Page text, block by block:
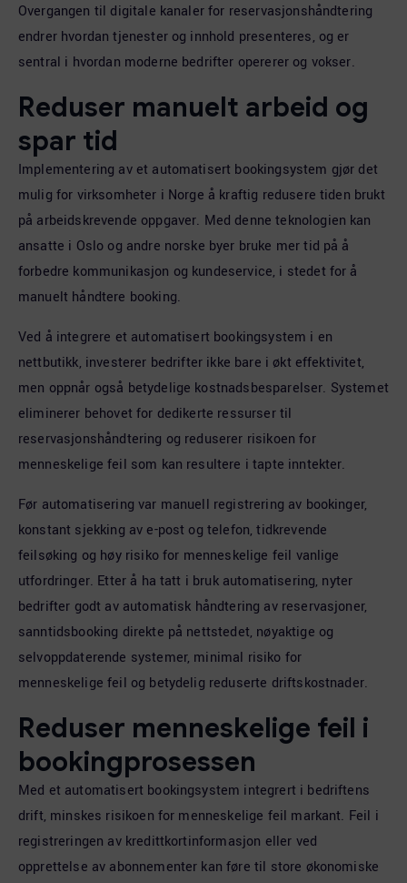
Overgangen til digitale kanaler for reservasjonshåndtering
endrer hvordan tjenester og innhold presenteres, og er
sentral i hvordan moderne bedrifter opererer og vokser.
Reduser manuelt arbeid og
spar tid
Implementering av et automatisert bookingsystem gjør det
mulig for virksomheter i Norge å kraftig redusere tiden brukt
på arbeidskrevende oppgaver. Med denne teknologien kan
ansatte i Oslo og andre norske byer bruke mer tid på å
forbedre kommunikasjon og kundeservice, i stedet for å
manuelt håndtere booking.
Ved å integrere et automatisert bookingsystem i en
nettbutikk, investerer bedrifter ikke bare i økt effektivitet,
men oppnår også betydelige kostnadsbesparelser. Systemet
eliminerer behovet for dedikerte ressurser til
reservasjonshåndtering og reduserer risikoen for
menneskelige feil som kan resultere i tapte inntekter.
Før automatisering var manuell registrering av bookinger,
konstant sjekking av e-post og telefon, tidkrevende
feilsøking og høy risiko for menneskelige feil vanlige
utfordringer. Etter å ha tatt i bruk automatisering, nyter
bedrifter godt av automatisk håndtering av reservasjoner,
sanntidsbooking direkte på nettstedet, nøyaktige og
selvoppdaterende systemer, minimal risiko for
menneskelige feil og betydelig reduserte driftskostnader.
Reduser menneskelige feil i
bookingprosessen
Med et automatisert bookingsystem integrert i bedriftens
drift, minskes risikoen for menneskelige feil markant. Feil i
registreringen av kredittkortinformasjon eller ved
opprettelse av abonnementer kan føre til store økonomiske